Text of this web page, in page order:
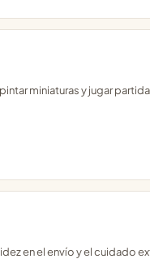
miniaturas y jugar
en el envío y el cuidado